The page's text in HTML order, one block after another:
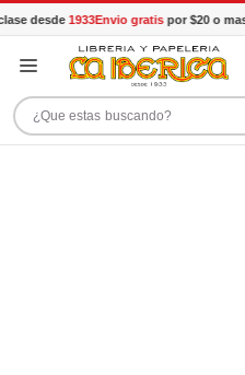
desde1933Envio gratispor $20 o mas
Buscar productos